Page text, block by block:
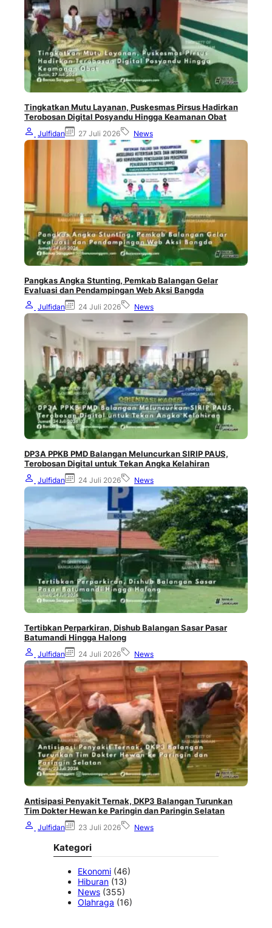
Tingkatkan Mutu Layanan, Puskesmas Pirsus Hadirkan
Terobosan Digital Posyandu Hingga Keamanan Obat
Julfidan 27 Juli 2026 News
Pangkas Angka Stunting, Pemkab Balangan Gelar
Evaluasi dan Pendampingan Web Aksi Bangda
Julfidan 24 Juli 2026 News
DP3A PPKB PMD Balangan Meluncurkan SIRIP PAUS,
Terobosan Digital untuk Tekan Angka Kelahiran
Julfidan 24 Juli 2026 News
Tertibkan Perparkiran, Dishub Balangan Sasar Pasar
Batumandi Hingga Halong
Julfidan 24 Juli 2026 News
Antisipasi Penyakit Ternak, DKP3 Balangan Turunkan
Tim Dokter Hewan ke Paringin dan Paringin Selatan
Julfidan 23 Juli 2026 News
Kategori
Ekonomi (46)
Hiburan (13)
News (355)
Olahraga (16)